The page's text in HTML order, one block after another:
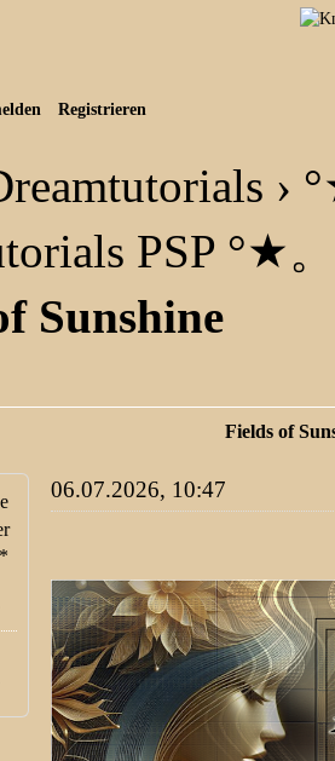
Registrieren
›
PSP °★
Sunshine
Fields of
06.07.2026, 10:47